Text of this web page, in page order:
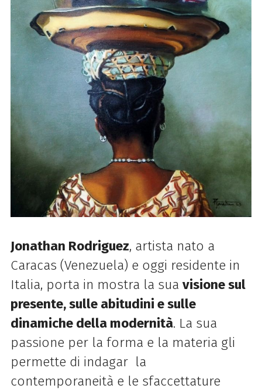
Jonathan Rodriguez, artista nato a
Caracas (Venezuela) e oggi residente in
Italia, porta in mostra la sua visione sul
presente, sulle abitudini e sulle
dinamiche della modernità. La sua
passione per la forma e la materia gli
permette di indagar la
contemporaneità e le sfaccettature